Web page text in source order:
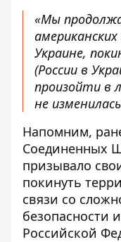
«Мы
Украине,
(России в
произойти в
не
Напомним,
Соединенных
призывало
покинуть
связи со
безопасности
Российской